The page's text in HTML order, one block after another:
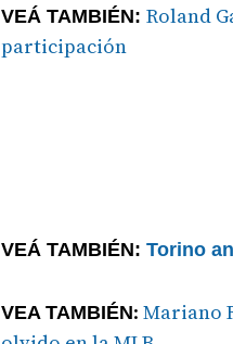
VEÁ TAMBIÉN: Roland
participación
VEÁ TAMBIÉN: Torino
VEA TAMBIÉN: Mariano